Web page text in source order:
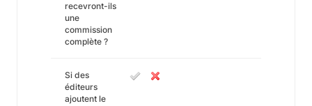
recevront-ils
une
commission
complète ?
Si des
éditeurs
ajoutent le